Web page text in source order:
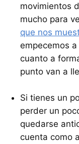
movimientos
mucho para
que nos
empecemos
cuanto a
punto van a
Si tienes un
perder un
quedarse
cuenta como